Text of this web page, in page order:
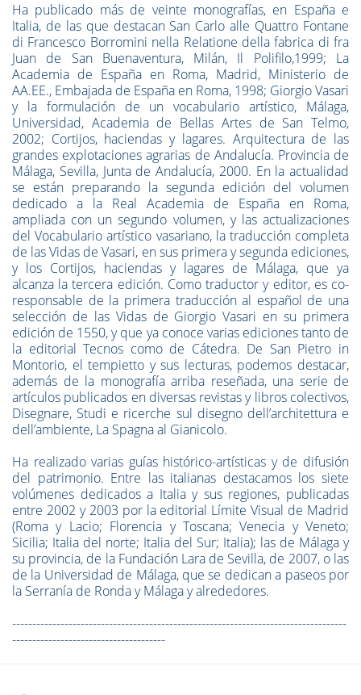
Ha publicado más de veinte monografías, en España e
Italia, de las que destacan San Carlo alle Quattro Fontane
di Francesco Borromini nella Relatione della fabrica di fra
Juan de San Buenaventura, Milán, Il Polifilo,1999; La
Academia de España en Roma, Madrid, Ministerio de
AA.EE., Embajada de España en Roma, 1998; Giorgio Vasari
y la formulación de un vocabulario artístico, Málaga,
Universidad, Academia de Bellas Artes de San Telmo,
2002; Cortijos, haciendas y lagares. Arquitectura de las
grandes explotaciones agrarias de Andalucía. Provincia de
Málaga, Sevilla, Junta de Andalucía, 2000. En la actualidad
se están preparando la segunda edición del volumen
dedicado a la Real Academia de España en Roma,
ampliada con un segundo volumen, y las actualizaciones
del Vocabulario artístico vasariano, la traducción completa
de las Vidas de Vasari, en sus primera y segunda ediciones,
y los Cortijos, haciendas y lagares de Málaga, que ya
alcanza la tercera edición. Como traductor y editor, es co-
responsable de la primera traducción al español de una
selección de las Vidas de Giorgio Vasari en su primera
edición de 1550, y que ya conoce varias ediciones tanto de
la editorial Tecnos como de Cátedra. De San Pietro in
Montorio, el tempietto y sus lecturas, podemos destacar,
además de la monografía arriba reseñada, una serie de
artículos publicados en diversas revistas y libros colectivos,
Disegnare, Studi e ricerche sul disegno dell’architettura e
dell’ambiente, La Spagna al Gianicolo.
Ha realizado varias guías histórico-artísticas y de difusión
del patrimonio. Entre las italianas destacamos los siete
volúmenes dedicados a Italia y sus regiones, publicadas
entre 2002 y 2003 por la editorial Límite Visual de Madrid
(Roma y Lacio; Florencia y Toscana; Venecia y Veneto;
Sicilia; Italia del norte; Italia del Sur; Italia); las de Málaga y
su provincia, de la Fundación Lara de Sevilla, de 2007, o las
de la Universidad de Málaga, que se dedican a paseos por
la Serranía de Ronda y Málaga y alrededores.
-----------------------------------------------------------------------------------
--------------------------------------